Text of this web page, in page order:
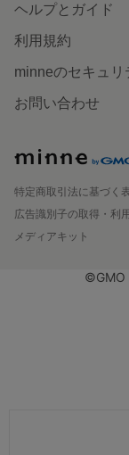
ヘルプとガイド
利用規約
minneのセキュリ
お問い合わせ
特定商取引法に基づく
広告識別子の取得・利用
メディアキット
©GMO